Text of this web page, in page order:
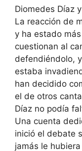
Diomedes Díaz
La reacción de
y ha estado
cuestionan al
defendiéndolo,
estaba
han decidido
el de otros
Díaz no podía
Una cuenta
inició el debate
jamás le